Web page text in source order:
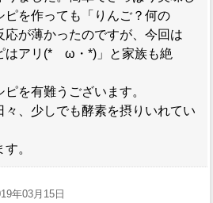
ピを作っても「りんご？何の
応が薄かったのですが、今回は
はアリ(*ゝω・*)」と家族も絶
を有難うございます。
、少しでも酵素を摂りいれてい
。
年03月15日